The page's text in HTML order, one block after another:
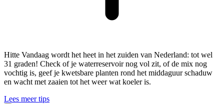
Hitte Vandaag wordt het heet in het zuiden van Nederland: tot wel
31 graden! Check of je waterreservoir nog vol zit, of de mix nog
vochtig is, geef je kwetsbare planten rond het middaguur schaduw
en wacht met zaaien tot het weer wat koeler is.
Lees meer tips